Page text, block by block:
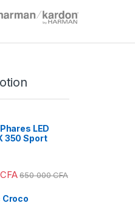
LED
350 Sport
CFA 650 000CFA